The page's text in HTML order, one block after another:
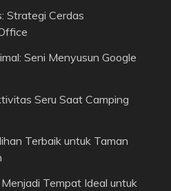
Strategi Cerdas
Seni Menyusun Google
Seru Saat Camping
Terbaik untuk Taman
Tempat Ideal untuk